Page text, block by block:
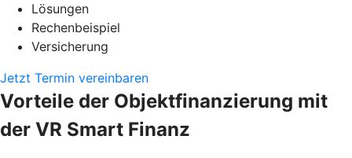
Lösungen
Rechenbeispiel
Versicherung
Jetzt Termin vereinbaren
Vorteile der Objektfinanzierung mit
der VR Smart Finanz